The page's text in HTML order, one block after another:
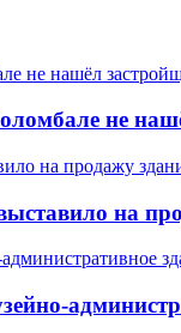
не
на